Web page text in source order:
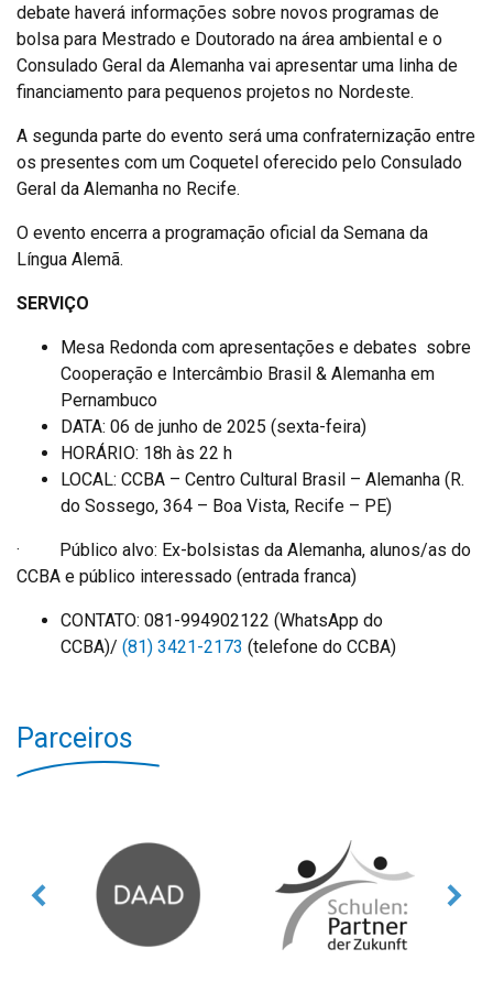
debate haverá informações sobre novos programas de
bolsa para Mestrado e Doutorado na área ambiental e o
Consulado Geral da Alemanha vai apresentar uma linha de
financiamento para pequenos projetos no Nordeste.
A segunda parte do evento será uma confraternização entre
os presentes com um Coquetel oferecido pelo Consulado
Geral da Alemanha no Recife.
O evento encerra a programação oficial da Semana da
Língua Alemã.
SERVIÇO
Mesa Redonda com apresentações e debates sobre
Cooperação e Intercâmbio Brasil & Alemanha em
Pernambuco
DATA: 06 de junho de 2025 (sexta-feira)
HORÁRIO: 18h às 22 h
LOCAL: CCBA – Centro Cultural Brasil – Alemanha (R.
do Sossego, 364 – Boa Vista, Recife – PE)
· Público alvo: Ex-bolsistas da Alemanha, alunos/as do
CCBA e público interessado (entrada franca)
CONTATO: 081-994902122 (WhatsApp do
CCBA)/ (81) 3421-2173 (telefone do CCBA)
Parceiros